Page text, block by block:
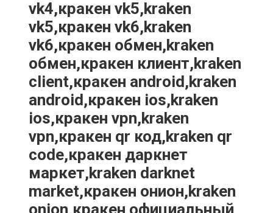
vk4,кракен vk5,kraken
vk5,кракен vk6,kraken
vk6,кракен обмен,kraken
обмен,кракен клиент,kraken
client,кракен android,kraken
android,кракен ios,kraken
ios,кракен vpn,kraken
vpn,кракен qr код,kraken qr
code,кракен даркнет
маркет,kraken darknet
market,кракен онион,kraken
onion,кракен официальный